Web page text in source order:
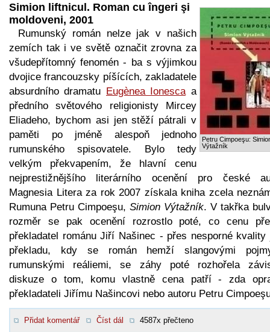
Petru Cimpoeşu:
Výtažník
Simion liftnicul. Roman cu îngeri şi
moldoveni, 2001
Rumunský román nelze jak v našich
zemích tak i ve světě označit zrovna za
všudepřítomný fenomén - ba s výjimkou
dvojice francouzsky píšících, zakladatele
absurdního dramatu Eugènea Ionesca a
předního světového religionisty Mircey
Eliadeho, bychom asi jen stěží pátrali v
paměti po jméně alespoň jednoho
rumunského spisovatele. Bylo tedy
velkým překvapením, že hlavní cenu
nejprestižnějšího literárního ocenění pro české
Magnesia Litera za rok 2007 získala kniha zcela
Rumuna Petru Cimpoeşu, Simion Výtažník. V takřka
rozměr se pak ocenění rozrostlo poté, co cenu
překladatel románu Jiří Našinec - přes nesporné kvality
překladu, kdy se román hemží slangovými
rumunskými reáliemi, se záhy poté rozhořela
diskuze o tom, komu vlastně cena patří - zda
překladateli Jiřímu Našincovi nebo autoru Petru
Přidat komentář Číst dál 4587x přečteno